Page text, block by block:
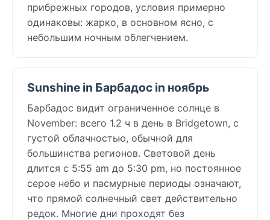
прибрежных городов, условия примерно
одинаковы: жарко, в основном ясно, с
небольшим ночным облегчением.
Sunshine in Барбадос in ноябрь
Барбадос видит ограниченное солнце в
November: всего 1.2 ч в день в Bridgetown, с
густой облачностью, обычной для
большинства регионов. Световой день
длится с 5:55 am до 5:30 pm, но постоянное
серое небо и пасмурные периоды означают,
что прямой солнечный свет действительно
редок. Многие дни проходят без